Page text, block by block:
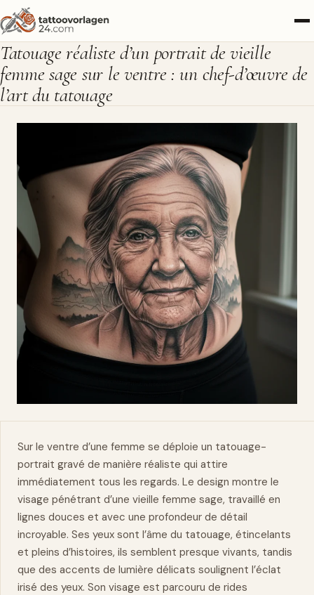
Tatouage réaliste d’un portrait de vieille
femme sage sur le ventre : un chef-d’œuvre de
l’art du tatouage
Sur le ventre d’une femme se déploie un tatouage-
portrait gravé de manière réaliste qui attire
immédiatement tous les regards. Le design montre le
visage pénétrant d’une vieille femme sage, travaillé en
lignes douces et avec une profondeur de détail
incroyable. Ses yeux sont l’âme du tatouage, étincelants
et pleins d’histoires, ils semblent presque vivants, tandis
que des accents de lumière délicats soulignent l’éclat
irisé des yeux. Son visage est parcouru de rides